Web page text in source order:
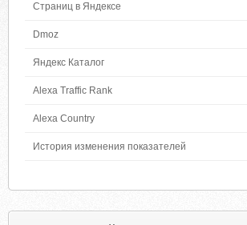
Страниц в Яндексе
Dmoz
Яндекс Каталог
Alexa Traffic Rank
Alexa Country
История изменения показателей